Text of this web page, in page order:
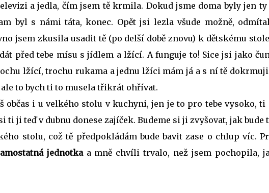
a jedla, čím jsem tě krmila. Dokud jsme doma byly jen ty
byl s námi táta, konec. Opět jsi lezla všude možně,
jsem zkusila usadit tě (po delší době znovu) k dětskému
před tebe mísu s jídlem a lžící. A funguje to! Sice jsi jako
lžící, trochu rukama a jednu lžíci mám já a s ní tě
to bych ti to musela třikrát ohřívat.
občas i u velkého stolu v kuchyni, jen je to pro tebe vysoko, ti
ti ji teď v dubnu donese zajíček. Budeme si ji zvyšovat, jak bude
stolu, což tě předpokládám bude bavit zase o chlup víc.
jednotkaa mně chvíli trvalo, než jsem pochopila,